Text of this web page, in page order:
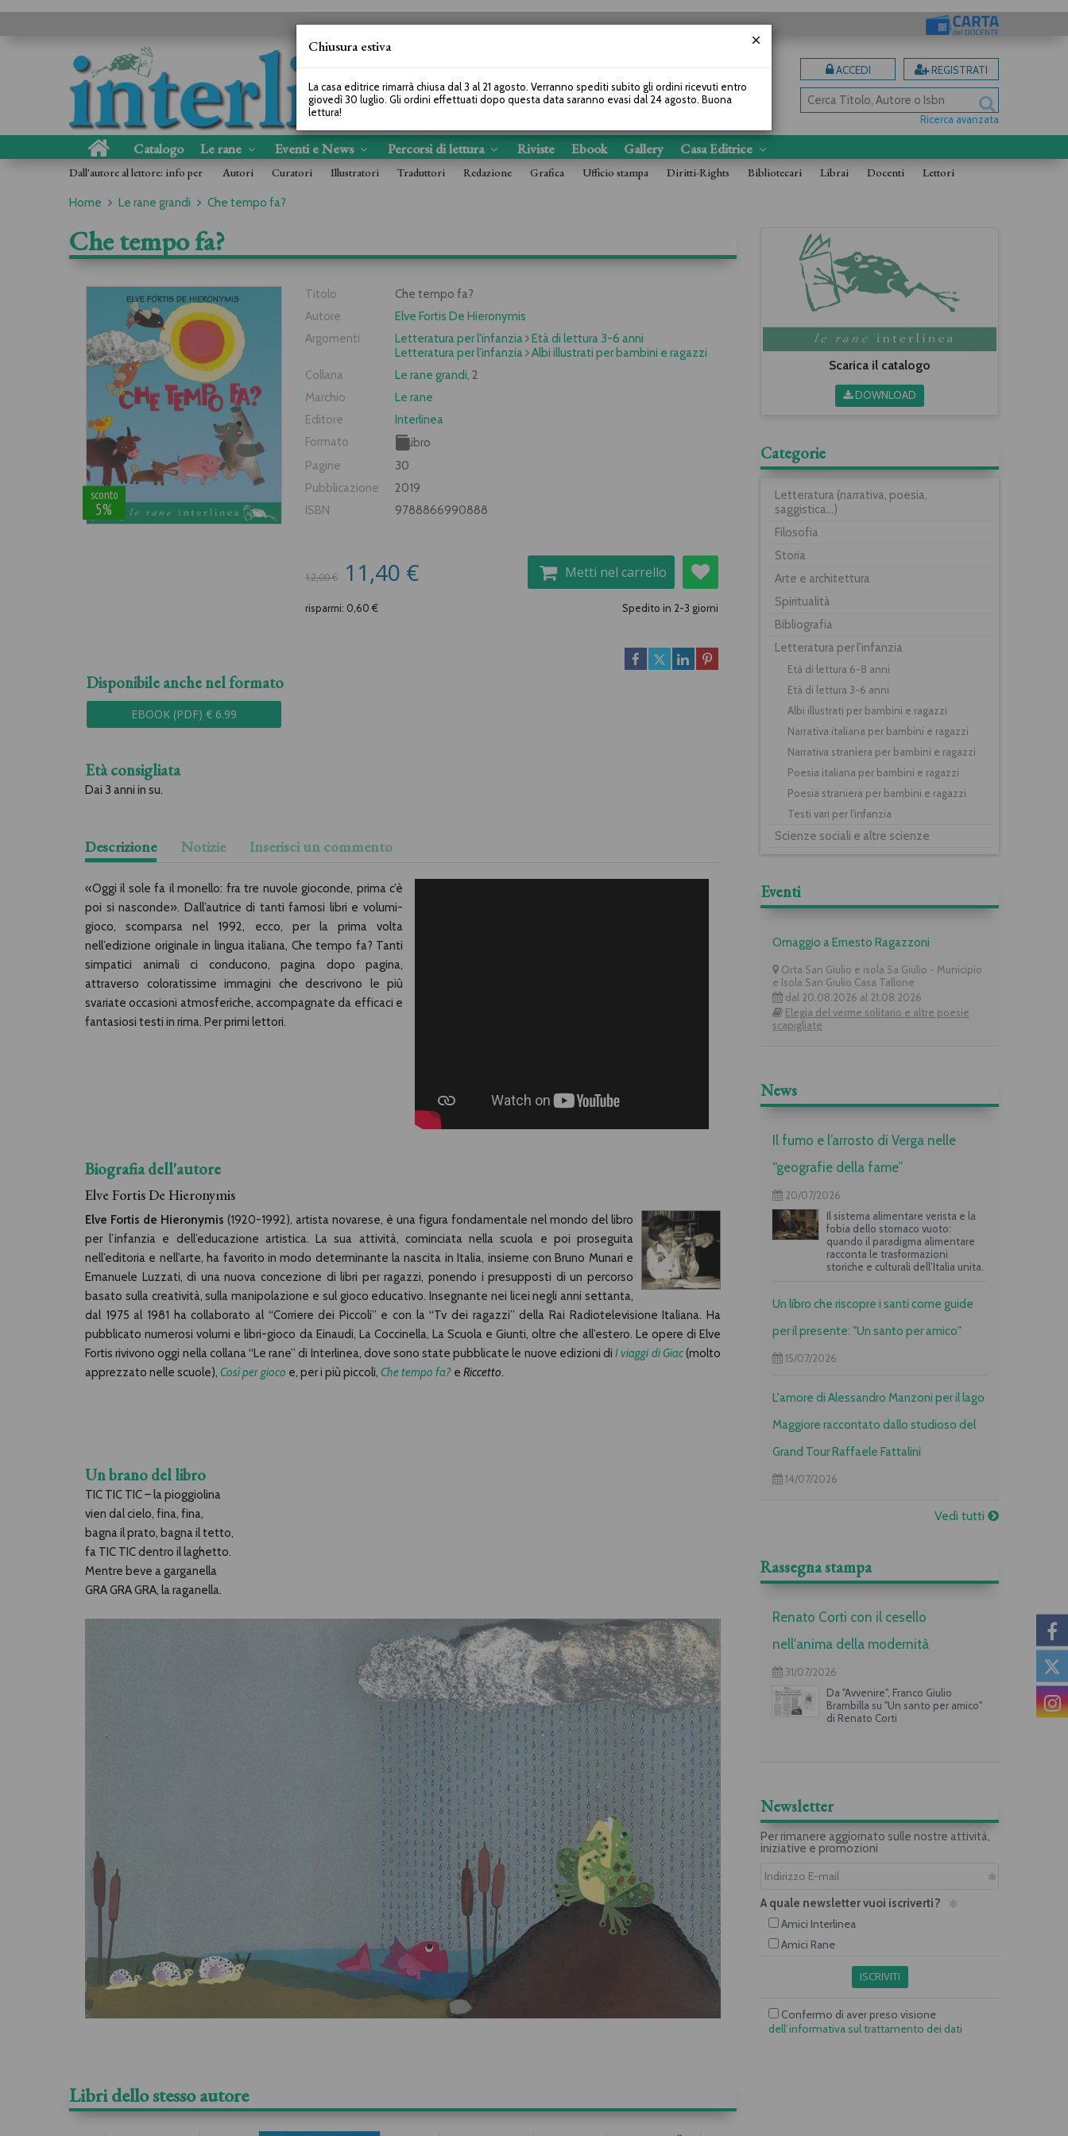
ACCEDI REGISTRATI
Ricerca avanzata
Catalogo Le rane Eventi e News Percorsi di lettura Riviste Ebook Gallery Casa Editrice
Dall'autore al lettore: info per Autori Curatori Illustratori Traduttori Redazione Grafica Ufficio stampa Diritti-Rights Bibliotecari Librai Docenti Lettori
Home Le rane grandi Che tempo fa?
Che tempo fa?
sconto
5%
Titolo
Che tempo fa?
Autore
Elve Fortis De Hieronymis
Argomenti
Letteratura per l'infanzia
Età di lettura 3-6 anni
Letteratura per l'infanzia
Albi illustrati per bambini e ragazzi
Collana
Le rane grandi, 2
Marchio
Le rane
Editore
Interlinea
Formato
Libro
Pagine
30
Pubblicazione
2019
ISBN
9788866990888
12,00 € 11,40 € Metti nel carrello
risparmi: 0,60 € Spedito in 2-3 giorni
Disponibile anche nel formato
EBOOK (PDF) € 6.99
Età consigliata
Dai 3 anni in su.
Descrizione Notizie Inserisci un commento
«Oggi il sole fa il monello: fra tre nuvole gioconde, prima c’è
poi si nasconde». Dall’autrice di tanti famosi libri e volumi-
gioco, scomparsa nel 1992, ecco, per la prima volta
nell’edizione originale in lingua italiana, Che tempo fa? Tanti
simpatici animali ci conducono, pagina dopo pagina,
attraverso coloratissime immagini che descrivono le più
svariate occasioni atmosferiche, accompagnate da efficaci e
fantasiosi testi in rima. Per primi lettori.
Biografia dell'autore
Elve Fortis De Hieronymis
Elve Fortis de Hieronymis (1920-1992), artista novarese, è una figura fondamentale nel mondo del libro
per l’infanzia e dell’educazione artistica. La sua attività, cominciata nella scuola e poi proseguita
nell’editoria e nell’arte, ha favorito in modo determinante la nascita in Italia, insieme con Bruno Munari e
Emanuele Luzzati, di una nuova concezione di libri per ragazzi, ponendo i presupposti di un percorso
basato sulla creatività, sulla manipolazione e sul gioco educativo. Insegnante nei licei negli anni settanta,
dal 1975 al 1981 ha collaborato al “Corriere dei Piccoli” e con la “Tv dei ragazzi” della Rai Radiotelevisione Italiana. Ha
pubblicato numerosi volumi e libri-gioco da Einaudi, La Coccinella, La Scuola e Giunti, oltre che all’estero. Le opere di Elve
Fortis rivivono oggi nella collana “Le rane” di Interlinea, dove sono state pubblicate le nuove edizioni diI viaggi di Giac(molto
apprezzato nelle scuole), Così per gioco e, per i più piccoli, Che tempo fa? e Riccetto.
Un brano del libro
TIC TIC TIC – la pioggiolina
vien dal cielo, fina, fina,
bagna il prato, bagna il tetto,
fa TIC TIC dentro il laghetto.
Mentre beve a garganella
GRA GRA GRA, la raganella.
Libri dello stesso autore
Scarica il catalogo
DOWNLOAD
Categorie
Letteratura (narrativa, poesia,
saggistica...)
Filosofia
Storia
Arte e architettura
Spiritualità
Bibliografia
Letteratura per l'infanzia
Età di lettura 6-8 anni
Età di lettura 3-6 anni
Albi illustrati per bambini e ragazzi
Narrativa italiana per bambini e ragazzi
Narrativa straniera per bambini e ragazzi
Poesia italiana per bambini e ragazzi
Poesia straniera per bambini e ragazzi
Testi vari per l'infanzia
Scienze sociali e altre scienze
Eventi
Omaggio a Ernesto Ragazzoni
Orta San Giulio e isola Sa Giulio - Municipio
e Isola San Giulio Casa Tallone
dal 20.08.2026 al 21.08.2026
Elegia del verme solitario e altre poesie
scapigliate
News
Il fumo e l’arrosto di Verga nelle
“geografie della fame”
20/07/2026
Il sistema alimentare verista e la
fobia dello stomaco vuoto:
quando il paradigma alimentare
racconta le trasformazioni
storiche e culturali dell’Italia unita.
Un libro che riscopre i santi come guide
per il presente: "Un santo per amico"
15/07/2026
L'amore di Alessandro Manzoni per il lago
Maggiore raccontato dallo studioso del
Grand Tour Raffaele Fattalini
14/07/2026
Vedi tutti
Rassegna stampa
Renato Corti con il cesello
nell'anima della modernità
31/07/2026
Da "Avvenire", Franco Giulio
Brambilla su "Un santo per amico"
di Renato Corti
Newsletter
Per rimanere aggiornato sulle nostre attività,
iniziative e promozioni
A quale newsletter vuoi iscriverti?
Amici Interlinea
Amici Rane
ISCRIVITI
Confermo di aver preso visione
dell’informativa sul trattamento dei dati
Chiusura estiva
La casa editrice rimarrà chiusa dal 3 al 21 agosto. Verranno spediti subito gli ordini ricevuti entro
giovedì 30 luglio. Gli ordini effettuati dopo questa data saranno evasi dal 24 agosto. Buona
lettura!